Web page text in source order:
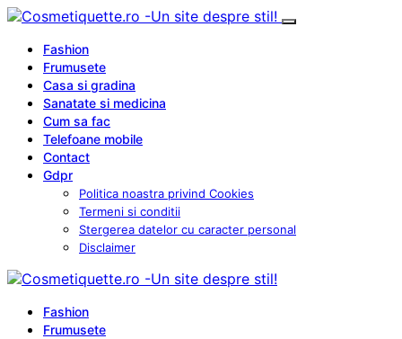
Fashion
Frumusete
Casa si gradina
Sanatate si medicina
Cum sa fac
Telefoane mobile
Contact
Gdpr
Politica noastra privind Cookies
Termeni si conditii
Stergerea datelor cu caracter personal
Disclaimer
Fashion
Frumusete